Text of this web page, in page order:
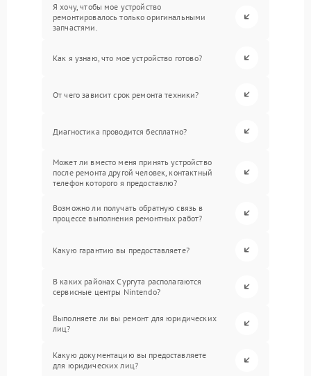
Я хочу, чтобы мое устройство
ремонтировалось только оригинальными
запчастями.
Как я узнаю, что мое устройство готово?
От чего зависит срок ремонта техники?
Диагностика проводится бесплатно?
Может ли вместо меня принять устройство
после ремонта другой человек, контактный
телефон которого я предоставлю?
Возможно ли получать обратную связь в
процессе выполнения ремонтных работ?
Какую гарантию вы предоставляете?
В каких районах Сургута располагаются
сервисные центры Nintendo?
Выполняете ли вы ремонт для юридических
лиц?
Какую документацию вы предоставляете
для юридических лиц?